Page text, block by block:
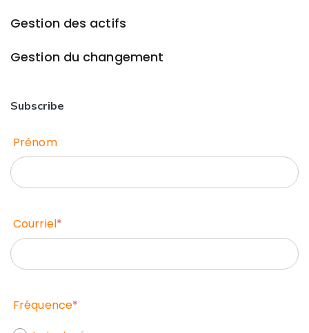
Gestion des actifs
Gestion du changement
Subscribe
Prénom
Courriel*
Fréquence*